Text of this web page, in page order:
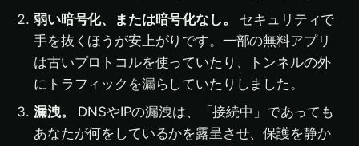
弱い暗号化、または暗号化なし。
セキュリティで
手を抜くほうが安上がりです。一部の無料アプリ
は古いプロトコルを使っていたり、トンネルの外
にトラフィックを漏らしていたりしました。
漏洩。
DNSやIPの漏洩は、「接続中」であっても
あなたが何をしているかを露呈させ、保護を静か